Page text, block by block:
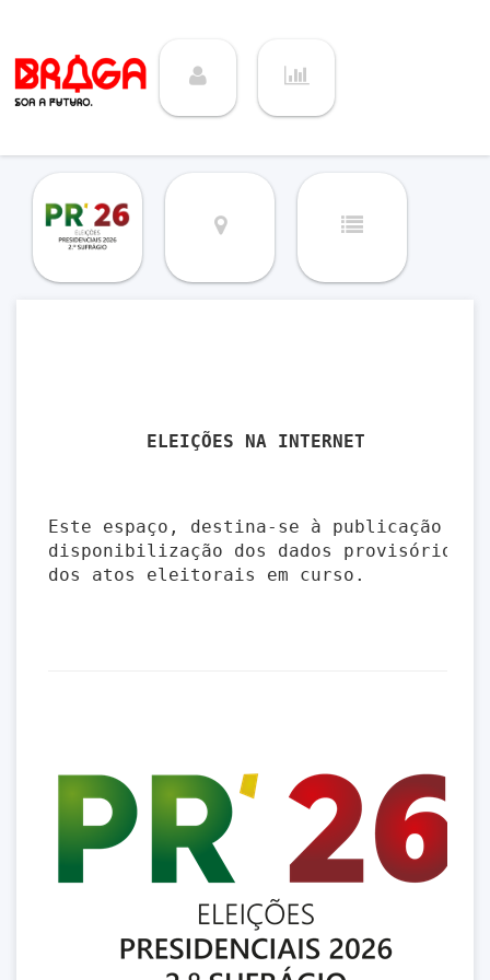
ELEIÇÕES NA INTERNET
Este espaço, destina-se à publicação e
disponibilização dos dados provisórios
dos atos eleitorais em curso.